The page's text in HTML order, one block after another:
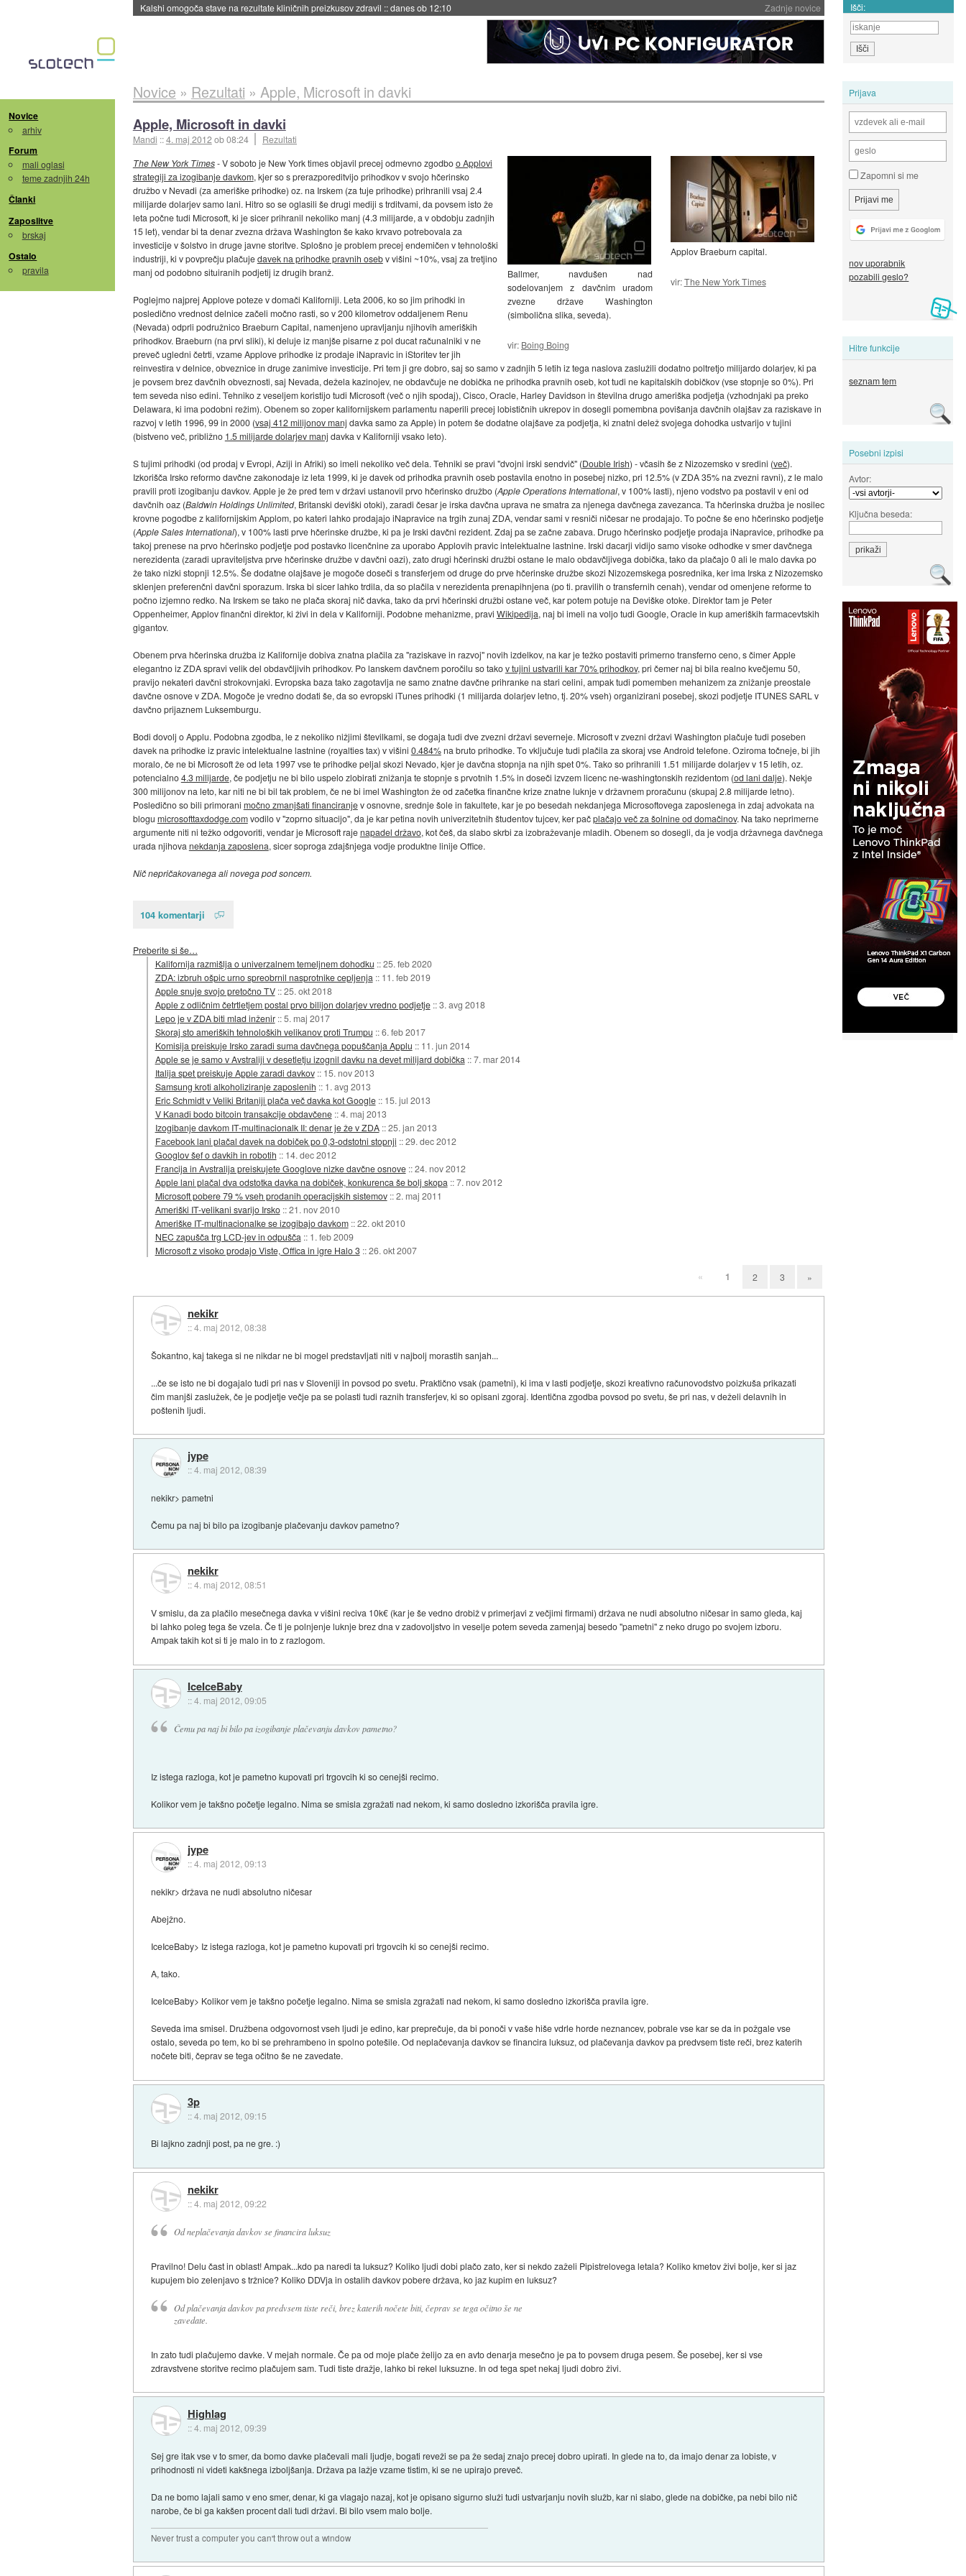
Zadnje novice
Kalshi omogoča stave na rezultate kliničnih preizkusov zdravil ::danes ob 12:10 Išči:
Novice
arhiv
Forum
mali oglasi
teme zadnjih 24h
Članki
Zaposlitve
brskaj
Ostalo
pravila
Prijava
Zapomni si me
nov uporabnik
pozabili geslo?
Hitre funkcije
seznam tem
Posebni izpisi
Avtor:
Ključna beseda:
Novice » Rezultati » Apple, Microsoft in davki
Apple, Microsoft in davki
Mandi ::4. maj 2012ob 08:24 Rezultati
Applov Braeburn capital.
vir:The New York Times
Ballmer, navdušen nad
sodelovanjem z davčnim uradom
zvezne države Washington
(simbolična slika, seveda).
vir: Boing Boing
The New York Times- V soboto je New York times objavil precej odmevno zgodboo Applovi
strategiji za izogibanje davkom, kjer so s prerazporeditvijo prihodkov v svojo hčerinsko
družbo v Nevadi (za ameriške prihodke) oz. na Irskem (za tuje prihodke) prihranili vsaj 2.4
milijarde dolarjev samo lani. Hitro so se oglasili še drugi mediji s trditvami, da povsem isto že
leta počne tudi Microsoft, ki je sicer prihranil nekoliko manj (4.3 milijarde, a v obdobju zadnjih
15 let), vendar bi ta denar zvezna država Washington še kako krvavo potrebovala za
investicije v šolstvo in druge javne storitve. Splošno je problem precej endemičen v tehnološki
industriji, ki v povprečju plačujedavek na prihodke pravnih osebv višini ~10%, vsaj za tretjino
manj od podobno situiranih podjetij iz drugih branž.
Poglejmo najprej Applove poteze v domači Kaliforniji. Leta 2006, ko so jim prihodki in
posledično vrednost delnice začeli močno rasti, so v 200 kilometrov oddaljenem Renu
(Nevada) odprli podružnico Braeburn Capital, namenjeno upravljanju njihovih ameriških
prihodkov. Braeburn (na prvi sliki), ki deluje iz manjše pisarne z pol ducat računalniki v ne
preveč ugledni četrti, vzame Applove prihodke iz prodaje iNapravic in iStoritev ter jih
reinvestira v delnice, obveznice in druge zanimive investicije. Pri tem ji gre dobro, saj so samo v zadnjih 5 letih iz tega naslova zaslužili dodatno poltretjo milijardo dolarjev, ki pa
je povsem brez davčnih obveznosti, saj Nevada, dežela kazinojev, ne obdavčuje ne dobička ne prihodka pravnih oseb, kot tudi ne kapitalskih dobičkov (vse stopnje so 0%). Pri
tem seveda niso edini. Tehniko z veseljem koristijo tudi Microsoft (več o njih spodaj), Cisco, Oracle, Harley Davidson in številna drugo ameriška podjetja (vzhodnjaki pa preko
Delawara, ki ima podobni režim). Obenem so zoper kalifornijskem parlamentu naperili precej lobističnih ukrepov in dosegli pomembna povišanja davčnih olajšav za raziskave in
razvoj v letih 1996, 99 in 2000 (vsaj 412 milijonov manj davka samo za Apple) in potem še dodatne olajšave za podjetja, ki znatni delež svojega dohodka ustvarijo v tujini
(bistveno več, približno 1.5 milijarde dolarjev manj davka v Kaliforniji vsako leto).
S tujimi prihodki (od prodaj v Evropi, Aziji in Afriki) so imeli nekoliko več dela. Tehniki se pravi "dvojni irski sendvič" (Double Irish) - včasih še z Nizozemsko v sredini (več).
Izkorišča Irsko reformo davčne zakonodaje iz leta 1999, ki je davek od prihodka pravnih oseb postavila enotno in posebej nizko, pri 12.5% (v ZDA 35% na zvezni ravni), z le malo
pravili proti izogibanju davkov. Apple je že pred tem v državi ustanovil prvo hčerinsko družbo (Apple Operations International, v 100% lasti), njeno vodstvo pa postavil v eni od
davčnih oaz (Baldwin Holdings Unlimited, Britanski deviški otoki), zaradi česar je irska davčna uprava ne smatra za njenega davčnega zavezanca. Ta hčerinska družba je nosilec
krovne pogodbe z kalifornijskim Applom, po kateri lahko prodajajo iNapravice na trgih zunaj ZDA, vendar sami v resniči ničesar ne prodajajo. To počne še eno hčerinsko podjetje
(Apple Sales International), v 100% lasti prve hčerinske družbe, ki pa je Irski davčni rezident. Zdaj pa se začne zabava. Drugo hčerinsko podjetje prodaja iNapravice, prihodke pa
takoj prenese na prvo hčerinsko podjetje pod postavko licenčnine za uporabo Applovih pravic intelektualne lastnine. Irski dacarji vidijo samo visoke odhodke v smer davčnega
nerezidenta (zaradi upraviteljstva prve hčerinske družbe v davčni oazi), zato drugi hčerinski družbi ostane le malo obdavčljivega dobička, tako da plačajo 0 ali le malo davka po
že tako nizki stopnji 12.5%. Še dodatne olajšave je mogoče doseči s transferjem od druge do prve hčerinske družbe skozi Nizozemskega posrednika, ker ima Irska z Nizozemsko
sklenjen preferenčni davčni sporazum. Irska bi sicer lahko trdila, da so plačila v nerezidenta prenapihnjena (po ti. pravilih o transfernih cenah), vendar od omenjene reforme to
počno izjemno redko. Na Irskem se tako ne plača skoraj nič davka, tako da prvi hčerinski družbi ostane več, kar potem potuje na Deviške otoke. Direktor tam je Peter
Oppenheimer, Applov finančni direktor, ki živi in dela v Kaliforniji. Podobne mehanizme, pravi Wikipedija, naj bi imeli na voljo tudi Google, Oracle in kup ameriških farmacevtskih
gigantov.
Obenem prva hčerinska družba iz Kalifornije dobiva znatna plačila za "raziskave in razvoj" novih izdelkov, na kar je težko postaviti primerno transferno ceno, s čimer Apple
elegantno iz ZDA spravi velik del obdavčljivih prihodkov. Po lanskem davčnem poročilu so takov tujini ustvarili kar 70% prihodkov, pri čemer naj bi bila realno kvečjemu 50,
pravijo nekateri davčni strokovnjaki. Evropska baza tako zagotavlja ne samo znatne davčne prihranke na stari celini, ampak tudi pomemben mehanizem za znižanje preostale
davčne osnove v ZDA. Mogoče je vredno dodati še, da so evropski iTunes prihodki (1 milijarda dolarjev letno, tj. 20% vseh) organizirani posebej, skozi podjetje ITUNES SARL v
davčno prijaznem Luksemburgu.
Bodi dovolj o Applu. Podobna zgodba, le z nekoliko nižjimi številkami, se dogaja tudi dve zvezni državi severneje. Microsoft v zvezni državi Washington plačuje tudi poseben
davek na prihodke iz pravic intelektualne lastnine (royalties tax) v višini 0.484%na bruto prihodke. To vključuje tudi plačila za skoraj vse Android telefone. Oziroma točneje, bi jih
moralo, če ne bi Microsoft že od leta 1997 vse te prihodke peljal skozi Nevado, kjer je davčna stopnja na njih spet 0%. Tako so prihranili 1.51 milijarde dolarjev v 15 letih, oz.
potencialno4.3 milijarde, če podjetju ne bi bilo uspelo zlobirati znižanja te stopnje s prvotnih 1.5% in doseči izvzem licenc ne-washingtonskih rezidentom (od lani dalje). Nekje
300 milijonov na leto, kar niti ne bi bil tak problem, če ne bi imel Washington že od začetka finančne krize znatne luknje v državnem proračunu (skupaj 2.8 milijarde letno).
Posledično so bili primorani močno zmanjšati financiranjev osnovne, srednje šole in fakultete, kar je po besedah nekdanjega Microsoftovega zaposlenega in zdaj advokata na
blogu microsofttaxdodge.comvodilo v "zoprno situacijo", da je kar petina novih univerzitetnih študentov tujcev, ker pačplačajo več za šolnine od domačinov. Na tako neprimerne
argumente niti ni težko odgovoriti, vendar je Microsoft rajenapadel državo, kot češ, da slabo skrbi za izobraževanje mladih. Obenem so dosegli, da je vodja državnega davčnega
urada njihova nekdanja zaposlena, sicer soproga zdajšnjega vodje produktne linije Office.
Nič nepričakovanega ali novega pod soncem.
104 komentarji
Preberite si še…
Kalifornija razmišlja o univerzalnem temeljnem dohodku ::25. feb 2020
ZDA: izbruh ošpic urno spreobrnil nasprotnike cepljenja :: 11. feb 2019
Apple snuje svojo pretočno TV ::25. okt 2018
Apple z odličnim četrtletjem postal prvo bilijon dolarjev vredno podjetje ::3. avg 2018
Lepo je v ZDA biti mlad inženir ::5. maj 2017
Skoraj sto ameriških tehnoloških velikanov proti Trumpu ::6. feb 2017
Komisija preiskuje Irsko zaradi suma davčnega popuščanja Applu :: 11. jun 2014
Apple se je samo v Avstraliji v desetletju izognil davku na devet milijard dobička ::7. mar 2014
Italija spet preiskuje Apple zaradi davkov :: 15. nov 2013
Samsung kroti alkoholiziranje zaposlenih :: 1. avg 2013
Eric Schmidt v Veliki Britaniji plača več davka kot Google :: 15. jul 2013
V Kanadi bodo bitcoin transakcije obdavčene ::4. maj 2013
Izogibanje davkom IT-multinacionalk II: denar je že v ZDA ::25. jan 2013
Facebook lani plačal davek na dobiček po 0,3-odstotni stopnji ::29. dec 2012
Googlov šef o davkih in robotih :: 14. dec 2012
Francija in Avstralija preiskujete Googlove nizke davčne osnove ::24. nov 2012
Apple lani plačal dva odstotka davka na dobiček, konkurenca še bolj skopa ::7. nov 2012
Microsoft pobere 79 % vseh prodanih operacijskih sistemov ::2. maj 2011
Ameriški IT-velikani svarijo Irsko ::21. nov 2010
Ameriške IT-multinacionalke se izogibajo davkom ::22. okt 2010
NEC zapušča trg LCD-jev in odpušča :: 1. feb 2009
Microsoft z visoko prodajo Viste, Offica in igre Halo 3 ::26. okt 2007
« 1 2 3 »
nekikr
::4. maj 2012, 08:38
Šokantno, kaj takega si ne nikdar ne bi mogel predstavljati niti v najbolj morastih sanjah...
...če se isto ne bi dogajalo tudi pri nas v Sloveniji in povsod po svetu. Praktično vsak (pametni), ki ima v lasti podjetje, skozi kreativno računovodstvo poizkuša prikazati
čim manjši zaslužek, če je podjetje večje pa se polasti tudi raznih transferjev, ki so opisani zgoraj. Identična zgodba povsod po svetu, še pri nas, v deželi delavnih in
poštenih ljudi.
jype
::4. maj 2012, 08:39
nekikr> pametni
Čemu pa naj bi bilo pa izogibanje plačevanju davkov pametno?
nekikr
::4. maj 2012, 08:51
V smislu, da za plačilo mesečnega davka v višini reciva 10k€ (kar je še vedno drobiž v primerjavi z večjimi firmami) država ne nudi absolutno ničesar in samo gleda, kaj
bi lahko poleg tega še vzela. Če ti je polnjenje luknje brez dna v zadovoljstvo in veselje potem seveda zamenjaj besedo "pametni" z neko drugo po svojem izboru.
Ampak takih kot si ti je malo in to z razlogom.
IceIceBaby
::4. maj 2012, 09:05
Čemu pa naj bi bilo pa izogibanje plačevanju davkov pametno?
Iz istega razloga, kot je pametno kupovati pri trgovcih ki so cenejši recimo.
Kolikor vem je takšno početje legalno. Nima se smisla zgražati nad nekom, ki samo dosledno izkorišča pravila igre.
jype
::4. maj 2012, 09:13
nekikr> država ne nudi absolutno ničesar
Abejžno.
IceIceBaby> Iz istega razloga, kot je pametno kupovati pri trgovcih ki so cenejši recimo.
A, tako.
IceIceBaby> Kolikor vem je takšno početje legalno. Nima se smisla zgražati nad nekom, ki samo dosledno izkorišča pravila igre.
Seveda ima smisel. Družbena odgovornost vseh ljudi je edino, kar preprečuje, da bi ponoči v vaše hiše vdrle horde neznancev, pobrale vse kar se da in požgale vse
ostalo, seveda po tem, ko bi se prehrambeno in spolno potešile. Od neplačevanja davkov se financira luksuz, od plačevanja davkov pa predvsem tiste reči, brez katerih
nočete biti, čeprav se tega očitno še ne zavedate.
3p
::4. maj 2012, 09:15
Bi lajkno zadnji post, pa ne gre. :)
nekikr
::4. maj 2012, 09:22
Od neplačevanja davkov se financira luksuz
Pravilno! Delu čast in oblast! Ampak...kdo pa naredi ta luksuz? Koliko ljudi dobi plačo zato, ker si nekdo zaželi Pipistrelovega letala? Koliko kmetov živi bolje, ker si jaz
kupujem bio zelenjavo s tržnice? Koliko DDVja in ostalih davkov pobere država, ko jaz kupim en luksuz?
Od plačevanja davkov pa predvsem tiste reči, brez katerih nočete biti, čeprav se tega očitno še ne
zavedate.
In zato tudi plačujemo davke. V mejah normale. Če pa od moje plače želijo za en avto denarja mesečno je pa to povsem druga pesem. Še posebej, ker si vse
zdravstvene storitve recimo plačujem sam. Tudi tiste dražje, lahko bi rekel luksuzne. In od tega spet nekaj ljudi dobro živi.
Highlag
::4. maj 2012, 09:39
Sej gre itak vse v to smer, da bomo davke plačevali mali ljudje, bogati reveži se pa že sedaj znajo precej dobro upirati. In glede na to, da imajo denar za lobiste, v
prihodnosti ni videti kakšnega izboljšanja. Država pa lažje vzame tistim, ki se ne upirajo preveč.
Da ne bomo lajali samo v eno smer, denar, ki ga vlagajo nazaj, kot je opisano sigurno služi tudi ustvarjanju novih služb, kar ni slabo, glede na dobičke, pa nebi bilo nič
narobe, če bi ga kakšen procent dali tudi državi. Bi bilo vsem malo bolje.
Never trust a computer you can't throw out a window